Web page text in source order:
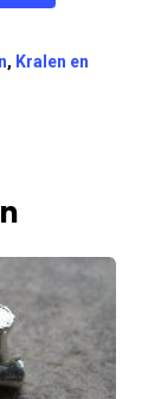
, Kralen en